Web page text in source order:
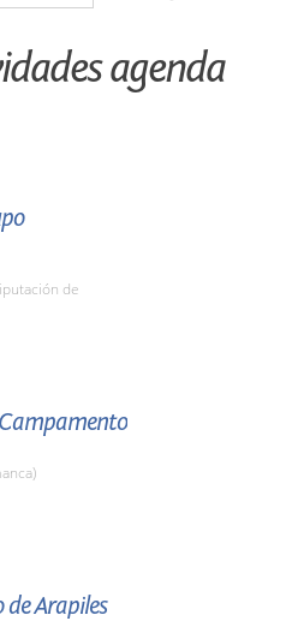
agenda
de
Arapiles